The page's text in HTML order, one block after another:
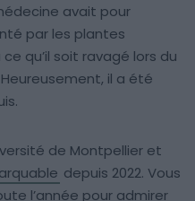
avait pour
par les plantes
qu’il soit ravagé lors du
il a été
de Montpellier et
depuis 2022. Vous
l’année pour admirer